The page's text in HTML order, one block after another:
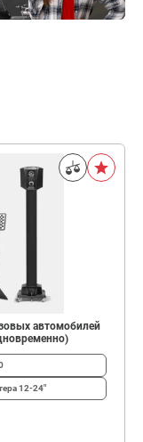
автомобилей
12-24"